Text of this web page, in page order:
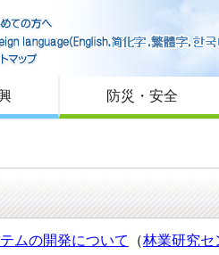
防災・安全
ムの開発について （林業研究セ